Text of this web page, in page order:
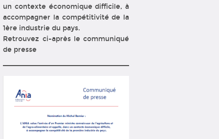
un contexte économique difficile, à
accompagner la compétitivité de la
1ère industrie du pays.
Retrouvez ci-après le communiqué
de presse